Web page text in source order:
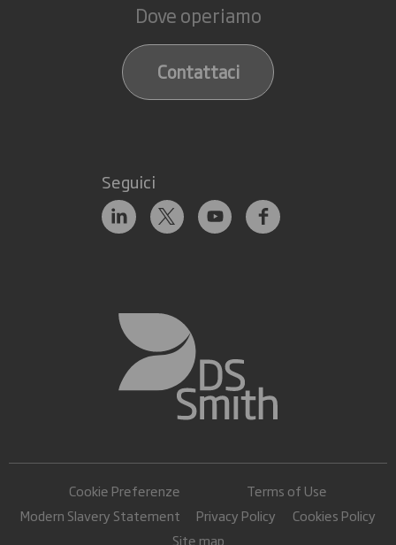
Dove operiamo
Contattaci
Seguici
Cookie Preferenze
Terms of Use
Modern Slavery Statement
Privacy Policy
Cookies Policy
Site map